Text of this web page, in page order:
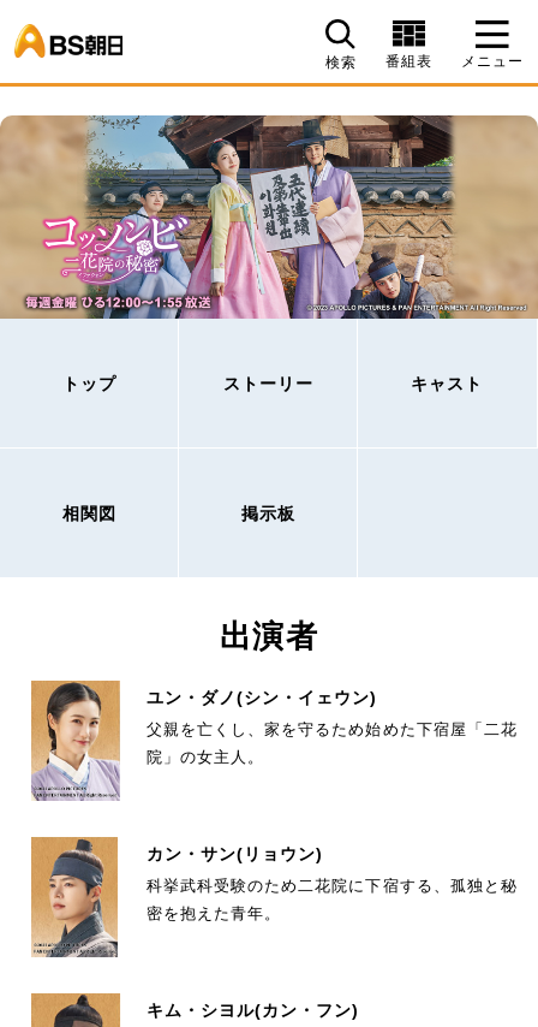
検索 番組表 メニュー
トップ ストーリー キャスト
相関図 掲示板
出演者
ユン・ダノ(シン・イェウン)
父親を亡くし、家を守るため始めた下宿屋「二花
院」の女主人。
カン・サン(リョウン)
科挙武科受験のため二花院に下宿する、孤独と秘
密を抱えた青年。
キム・シヨル(カン・フン)